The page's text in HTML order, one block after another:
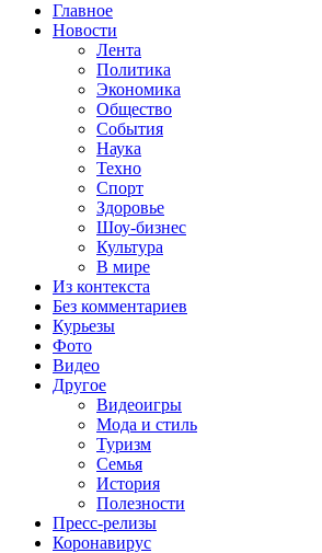
Главное
Новости
Лента
Политика
Экономика
Общество
События
Наука
Техно
Спорт
Здоровье
Шоу-бизнес
Культура
В мире
Из контекста
Без комментариев
Курьезы
Фото
Видео
Другое
Видеоигры
Мода и стиль
Туризм
Семья
История
Полезности
Пресс-релизы
Коронавирус